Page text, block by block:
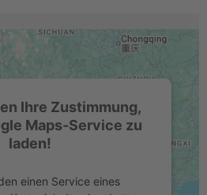
Ihre Zustimmung,
Maps-Service zu
laden!
einen Service eines